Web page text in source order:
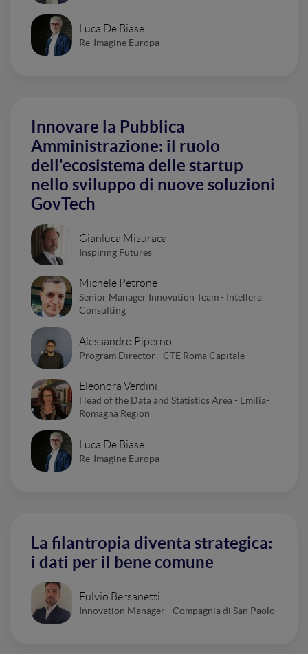
Luca De Biase
Re-Imagine Europa
Innovare la Pubblica
Amministrazione: il ruolo
dell'ecosistema delle startup
nello sviluppo di nuove soluzioni
GovTech
Gianluca Misuraca
Inspiring Futures
Michele Petrone
Senior Manager Innovation Team - Intellera
Consulting
Alessandro Piperno
Program Director - CTE Roma Capitale
Eleonora Verdini
Head of the Data and Statistics Area - Emilia-
Romagna Region
Luca De Biase
Re-Imagine Europa
La filantropia diventa strategica:
i dati per il bene comune
Fulvio Bersanetti
Innovation Manager - Compagnia di San Paolo